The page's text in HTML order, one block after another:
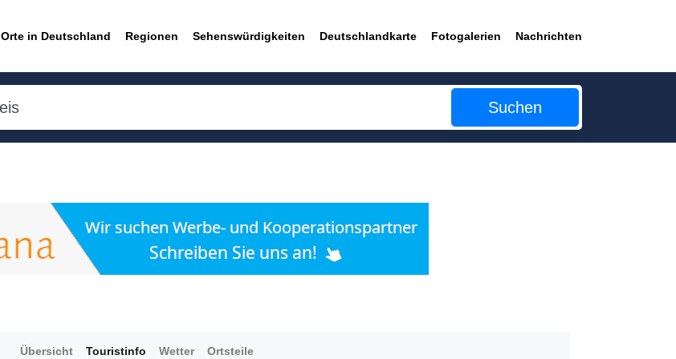
Orte in Deutschland Regionen Sehenswürdigkeiten Deutschlandkarte Fotogalerien Nachrichten
Suchen
Übersicht Touristinfo Wetter Ortsteile